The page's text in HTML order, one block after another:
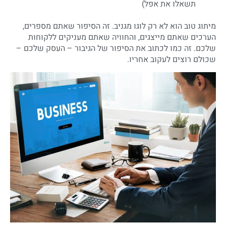
תשאלו את אפל)
מיתוג טוב הוא לא רק לוגו מגניב. זה הסיפור שאתם מספרים,
הערכים שאתם מייצגים, והחוויה שאתם מעניקים ללקוחות
שלכם. זה כמו לכתוב את הסיפור של הגיבור – העסק שלכם –
שכולם רוצים לעקוב אחריו.